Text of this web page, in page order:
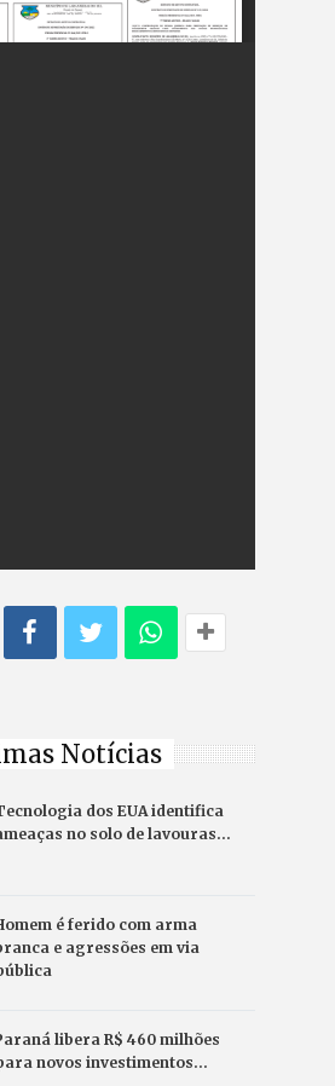
Notícias
dos EUA identifica
no solo de lavouras…
é ferido com arma
e agressões em via
libera R$ 460 milhões
novos investimentos…